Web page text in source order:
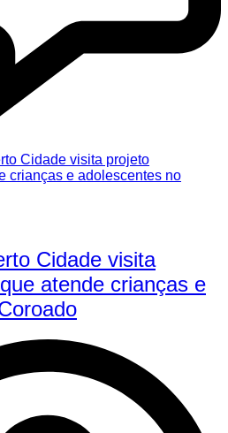
Cidade visita
atende crianças e